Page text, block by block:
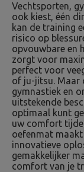
Vechtsporten,
ook kiest, één
kan de training
risico op
opvouwbare en
zorgt voor
perfect voor
of ju-jitsu. Maar
gymnastiek en
uitstekende
optimaal kunt
uw comfort
oefenmat maakt
innovatieve
gemakkelijker
comfort van je